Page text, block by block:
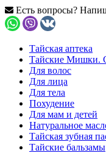
Есть вопросы?
Тайская аптека
Тайские Мишки.
Для волос
Для лица
Для тела
Похудение
Для мам и детей
Натуральное
Тайская зубная
Тайские бальзамы